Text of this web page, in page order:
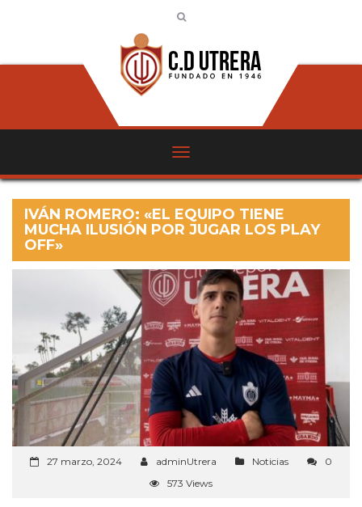
IVÁN ROMERO: «EL EQUIPO TIENE
MUCHA ILUSIÓN POR JUGAR LOS PLAY
OFF»
27 marzo, 2024 adminUtrera Noticias
0
573 Views